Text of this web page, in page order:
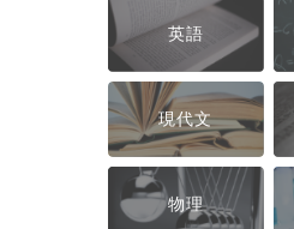
英語
現代文
物理